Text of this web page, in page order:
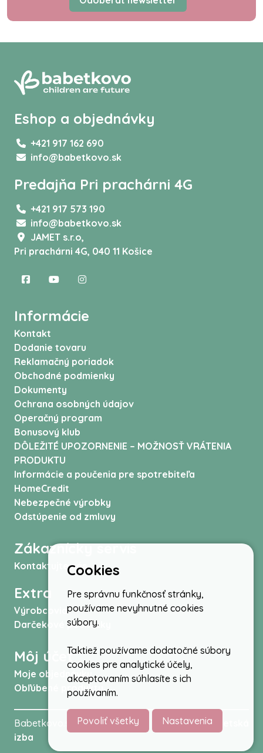
Eshop a objednávky
+421 917 162 690
info@babetkovo.sk
Predajňa Pri prachárni 4G
+421 917 573 190
info@babetkovo.sk
JAMET s.r.o,
Pri prachárni 4G, 040 11 Košice
Informácie
Kontakt
Dodanie tovaru
Reklamačný poriadok
Obchodné podmienky
Dokumenty
Ochrana osobných údajov
Operačný program
Bonusový klub
DÔLEŽITÉ UPOZORNENIE – MOŽNOSŤ VRÁTENIA
PRODUKTU
Informácie a poučenia pre spotrebiteľa
HomeCredit
Nebezpečné výrobky
Odstúpenie od zmluvy
Zákaznícky servis
Kontaktujte nás
Extra
Výrobcovia
Darčekové poukážky
Môj účet
Moje objednávky
Obľúbené produkty
Babetkovo.sk © 2026 -Kočíky autosedačky,
izba
Cookies
Pre správnu funkčnosť stránky,
používame nevyhnutné cookies
súbory.
Taktiež používame dodatočné súbory
cookies pre analytické účely,
akceptovaním súhlasíte s ich
používaním.
Povoliť všetky Nastavenia